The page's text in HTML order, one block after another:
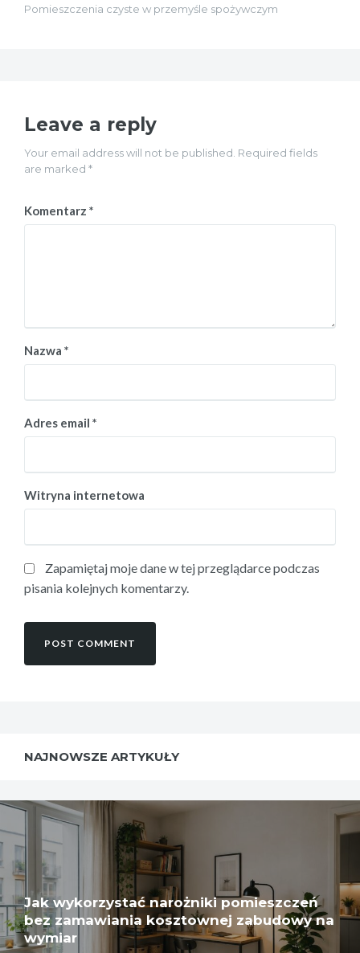
Pomieszczenia czyste w przemyśle spożywczym
Leave a reply
Your email address will not be published. Required fields
are marked *
Komentarz *
Nazwa *
Adres email *
Witryna internetowa
Zapamiętaj moje dane w tej przeglądarce podczas
pisania kolejnych komentarzy.
NAJNOWSZE ARTYKUŁY
Jak wykorzystać narożniki pomieszczeń
bez zamawiania kosztownej zabudowy na
wymiar